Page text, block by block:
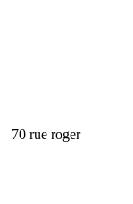
70 rue roger